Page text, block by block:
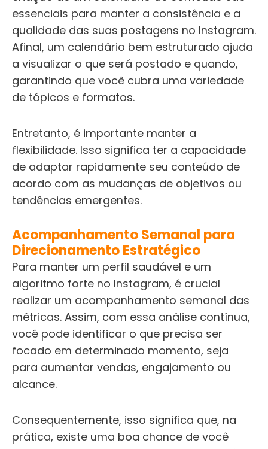
essenciais para manter a consistência e a
qualidade das suas postagens no Instagram.
Afinal, um calendário bem estruturado ajuda
a visualizar o que será postado e quando,
garantindo que você cubra uma variedade
de tópicos e formatos.
Entretanto, é importante manter a
flexibilidade. Isso significa ter a capacidade
de adaptar rapidamente seu conteúdo de
acordo com as mudanças de objetivos ou
tendências emergentes.
Acompanhamento Semanal para
Direcionamento Estratégico
Para manter um perfil saudável e um
algoritmo forte no Instagram, é crucial
realizar um acompanhamento semanal das
métricas. Assim, com essa análise contínua,
você pode identificar o que precisa ser
focado em determinado momento, seja
para aumentar vendas, engajamento ou
alcance.
Consequentemente, isso significa que, na
prática, existe uma boa chance de você